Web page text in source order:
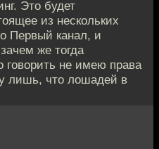
Это будет
из нескольких
Первый канал, и
же тогда
говорить не имею права
лишь, что лошадей в